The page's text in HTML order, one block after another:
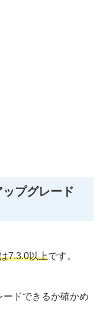
プグレード
7.3.0以上です。
ドできるか確かめ